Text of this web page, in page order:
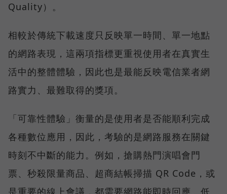
Quality）。
相較於傳統下載速度只反映單一時間、單一地點
的網路表現，這兩項指標更重視使用者在真實生
活中的整體體驗，因此也是最能反映電信業者網
路實力、最難取得的獎項。
「可靠性體驗」衡量的是使用者是否能順利完成
各種數位應用，因此，考驗的是網路服務在關鍵
時刻不中斷的能力。例如，搶購熱門演唱會門
票、秒殺限量商品、超商結帳掃描 QR Code，或